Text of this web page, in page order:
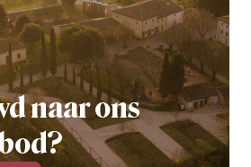
naar ons